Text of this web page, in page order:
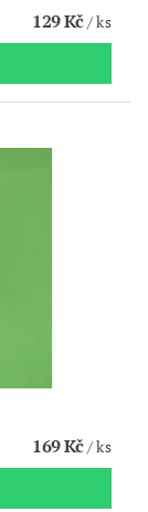
129 Kč/ ks
169 Kč/ ks